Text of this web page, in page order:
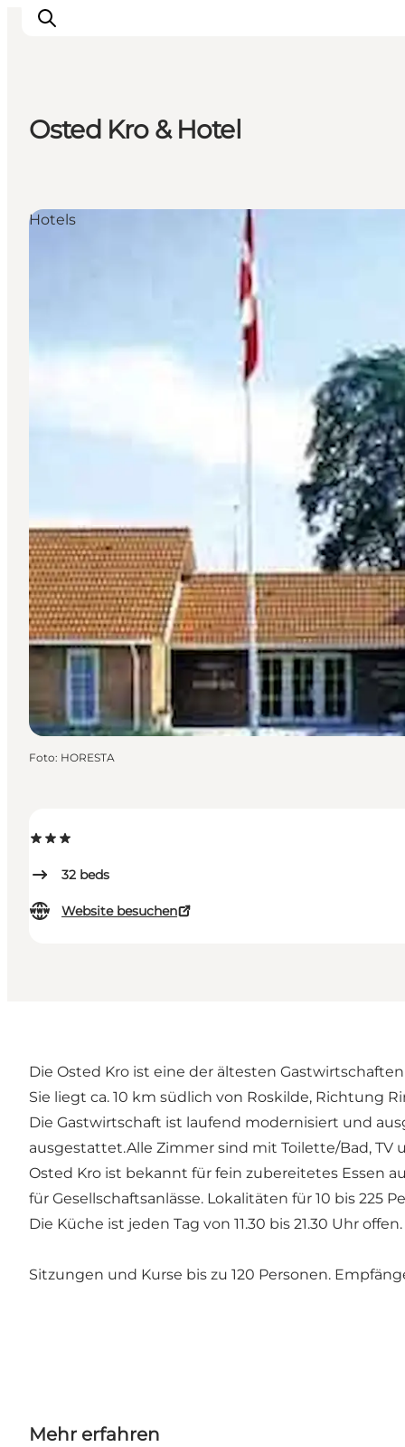
Erlebnisse
Unterkünfte
Osted Kro & Hotel
32 beds
Website besuchen
Hotels
Foto: HORESTA
Die Osted Kro ist eine der ältesten
Sie liegt ca. 10 km südlich von Roskilde, Richtung
Die Gastwirtschaft ist laufend modernisiert und
ausgestattet.Alle Zimmer sind mit Toilette/Bad, TV
Osted Kro ist bekannt für fein zubereitetes Essen
für Gesellschaftsanlässe. Lokalitäten für 10 bis 225
Die Küche ist jeden Tag von 11.30 bis 21.30 Uhr
Sitzungen und Kurse bis zu 120 Personen.
Mehr erfahren